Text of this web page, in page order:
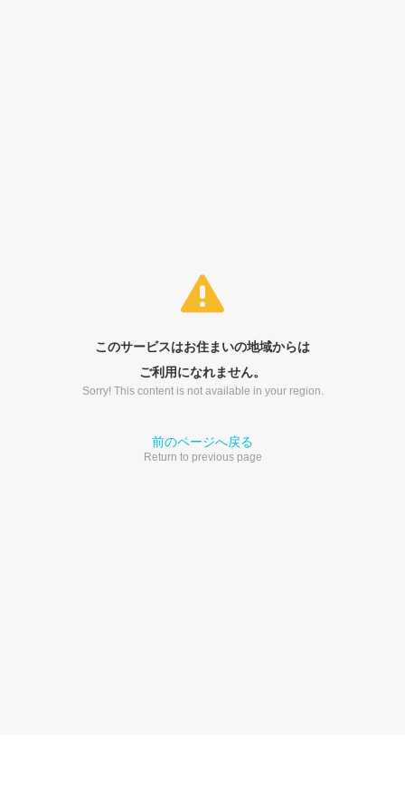
このサービスはお住まいの地域からは
ご利用になれません。
Sorry! This content is not available in your region.
前のページへ戻る
Return to previous page